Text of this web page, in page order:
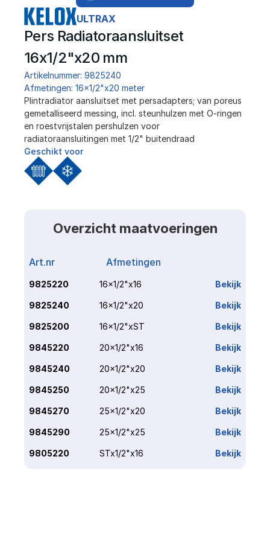
ULTRAX
Pers Radiatoraansluitset
16x1/2"x20 mm
Artikelnummer: 9825240
Afmetingen: 16x1/2"x20 meter
Plintradiator aansluitset met persadapters; van poreus
gemetalliseerd messing, incl. steunhulzen met O-ringen
en roestvrijstalen pershulzen voor
radiatoraansluitingen met 1/2" buitendraad
Geschikt voor
Overzicht maatvoeringen
Art.nr Afmetingen
9825220 16x1/2"x16 Bekijk
9825240 16x1/2"x20 Bekijk
9825200 16x1/2"xST Bekijk
9845220 20x1/2"x16 Bekijk
9845240 20x1/2"x20 Bekijk
9845250 20x1/2"x25 Bekijk
9845270 25x1/2"x20 Bekijk
9845290 25x1/2"x25 Bekijk
9805220 STx1/2"x16 Bekijk